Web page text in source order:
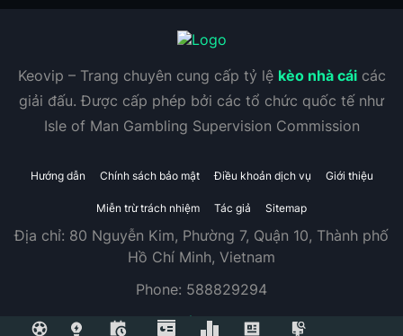
Keovip – Trang chuyên cung cấp tỷ lệ kèo nhà cáicác
giải đấu. Được cấp phép bởi các tổ chức quốc tế như
Isle of Man Gambling Supervision Commission
Hướng dẫn Chính sách bảo mật Điều khoản dịch vụ Giới thiệu
Miễn trừ trách nhiệm Tác giả Sitemap
Địa chỉ: 80 Nguyễn Kim, Phường 7, Quận 10, Thành phố
Hồ Chí Minh, Vietnam
Phone: 588829294